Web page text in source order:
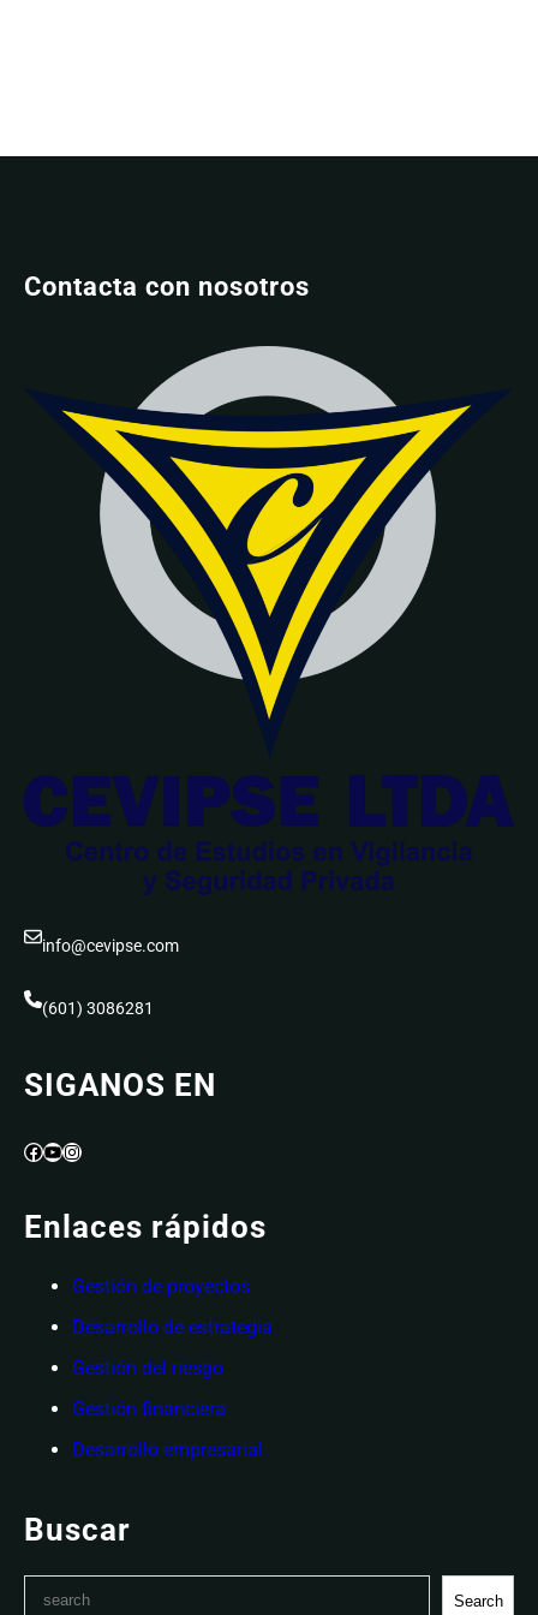
Contacta con nosotros
info@cevipse.com
(601) 3086281
SIGANOS EN
Facebook YouTube Instagram
Enlaces rápidos
Gestión de proyectos
Desarrollo de estrategia
Gestión del riesgo
Gestión financiera
Desarrollo empresarial
Buscar
Search